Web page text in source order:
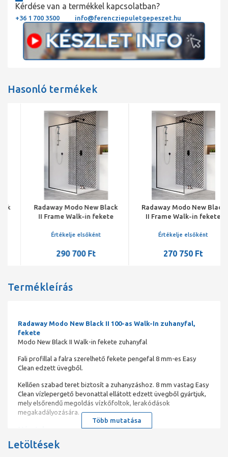
Kérdése van a termékkel kapcsolatban?
+36 1 700 3500 info@ferencziepuletgepeszet.hu
Hasonló termékek
Radaway Modo New Black
II Frame Walk-in fekete
mm
Értékelje elsőként
290 700 Ft
Radaway Modo New Black
II Frame Walk-in fekete
mm
Értékelje elsőként
270 750 Ft
Termékleírás
Radaway Modo New Black II 100-as Walk-In zuhanyfal,
fekete
Modo New Black II Walk-in fekete zuhanyfal
Fali profillal a falra szerelhető fekete pengefal 8 mm-es Easy
Clean edzett üvegből.
Kellően szabad teret biztosít a zuhanyzáshoz. 8 mm vastag Easy
Clean vízlepergető bevonattal ellátott edzett üvegből gyártjuk,
mely elsőrendű megoldás vízkőfoltok, lerakódások
megakadályozására.
70; 80; 90; 100; 110; 120; 130; 140; 150; 160 cm-es szélességben
Több mutatása
Letöltések